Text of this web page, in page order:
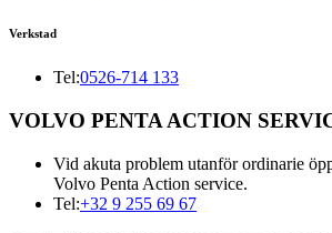
Verkstad
Tel:0526-714 133
VOLVO PENTA ACTION
Vid akuta problem utanför ordinarie
Volvo Penta Action service.
Tel:+32 9 255 69 67